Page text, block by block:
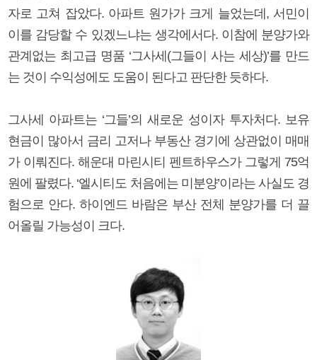
자로 고쳐 잡았다. 아파트 원가가 크게 늘었는데, 서민이
이를 감당할 수 있겠느냐는 생각에서다. 이참에 분양가와
관계없는 최고급 명품 ‘그사세(그들이 사는 세상)’를 만드
는 것이 수익성에도 도움이 된다고 판단한 듯하다.
그사세 아파트는 ‘그들’의 새로운 성이자 투자처다. 보유
현금이 많아서 금리 고저나 부동산 경기에 상관없이 매매
가 이뤄진다. 해운대 마린시티 펜트하우스가 그렇게 75억
원에 팔렸다. ‘엘시티도 처음에는 미분양’이라는 사실도 경
험으로 안다. 하이엔드 바람은 부산 전체 분양가를 더 끌
어올릴 가능성이 크다.